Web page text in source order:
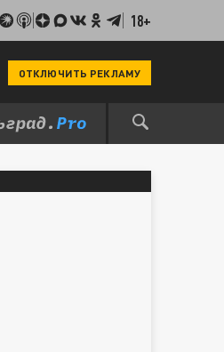
18+
ОТКЛЮЧИТЬ РЕКЛАМУ